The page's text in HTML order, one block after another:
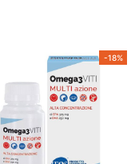
-18%